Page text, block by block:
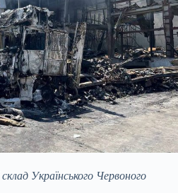
Українського Червоного